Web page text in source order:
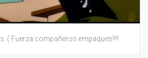
:( Fuerza compañeros empaques!!!!